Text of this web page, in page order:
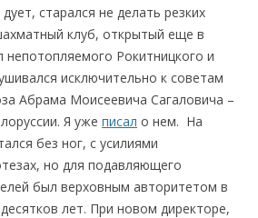
старался не делать резких
клуб, открытый еще в
непотопляемого Рокитницкого и
исключительно к советам
Абрама Моисеевича Сагаловича –
Я уже писал о нем. На
без ног, с усилиями
но для подавляющего
был верховным авторитетом в
лет. При новом директоре,